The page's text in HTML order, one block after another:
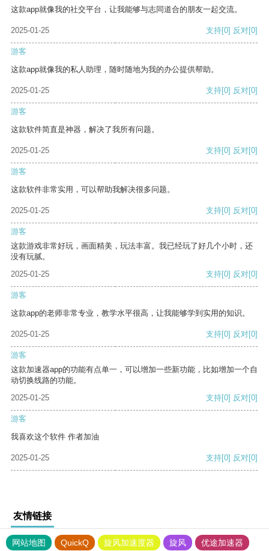
这款app就像我的社交平台，让我能够与志同道合的朋友一起交流。
2025-01-25 支持[0] 反对[0]
游客
这款app就像我的私人助理，随时随地为我的办公提供帮助。
2025-01-25 支持[0] 反对[0]
游客
这款软件简直是神器，解决了我所有问题。
2025-01-25 支持[0] 反对[0]
游客
这款软件非常实用，可以帮助我解决很多问题。
2025-01-25 支持[0] 反对[0]
游客
这款游戏非常好玩，画面精美，玩法丰富。我已经玩了好几个小时，还
没有玩腻。
2025-01-25
支持[0] 反对[0]
游客
这款app的老师非常专业，教学水平很高，让我能够学到实用的知识。
2025-01-25 支持[0] 反对[0]
游客
这款加速器app的功能有点单一，可以增加一些新功能，比如增加一个自
动切换线路的功能。
2025-01-25
支持[0] 反对[0]
游客
我喜欢这个软件 作者加油
2025-01-25 支持[0] 反对[0]
友情链接
网站地图 QuickQ 旋风加速度器 旋风 优途加速器